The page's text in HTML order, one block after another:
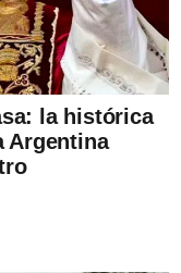
la histórica
Argentina